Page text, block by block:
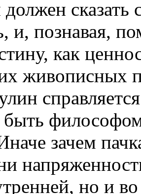
и, познавая,
как
живописных
зачем
но и